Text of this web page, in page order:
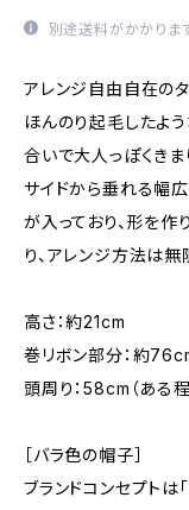
別途送料がかかりま
アレンジ自由自在のタ
ほんのり起毛したよ
合いで大人っぽくきま
サイドから垂れる幅
が入っており、形を作
り、アレンジ方法は無
高さ：約21cm
巻リボン部分：約
頭周り：58cm（ある
［バラ色の帽子］
ブランドコンセプトは